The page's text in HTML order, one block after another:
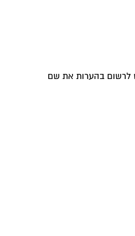
לרשום בהערות את שם